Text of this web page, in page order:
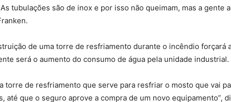
tubulações são de inox e por isso não queimam, mas a gente
de uma torre de resfriamento durante o incêndio forçará
será o aumento do consumo de água pela unidade industrial.
torre de resfriamento que serve para resfriar o mosto que vai
até que o seguro aprove a compra de um novo equipamento”,